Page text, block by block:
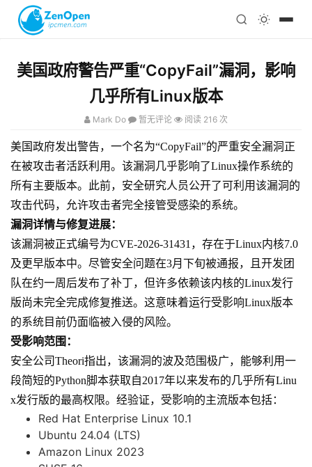
科技
心理
注册
美国政府警告严重“CopyFail”漏洞，影响
几乎所有Linux版本
Mark Do 暂无评论 阅读 216 次
美国政府发出警告，一个名为“CopyFail”的严重安全漏洞正
在被攻击者活跃利用。该漏洞几乎影响了Linux操作系统的
所有主要版本。此前，安全研究人员公开了可利用该漏洞的
攻击代码，允许攻击者完全接管受感染的系统。
漏洞详情与修复进展：
该漏洞被正式编号为CVE-2026-31431，存在于Linux内核7.0
及更早版本中。尽管安全问题在3月下旬被通报，且开发团
队在约一周后发布了补丁，但许多依赖该内核的Linux发行
版尚未完全完成修复推送。这意味着运行受影响Linux版本
的系统目前仍面临被入侵的风险。
受影响范围：
安全公司Theori指出，该漏洞的波及范围极广，能够利用一
段简短的Python脚本获取自2017年以来发布的几乎所有Linu
x发行版的最高权限。经验证，受影响的主流版本包括：
Red Hat Enterprise Linux 10.1
Ubuntu 24.04 (LTS)
Amazon Linux 2023